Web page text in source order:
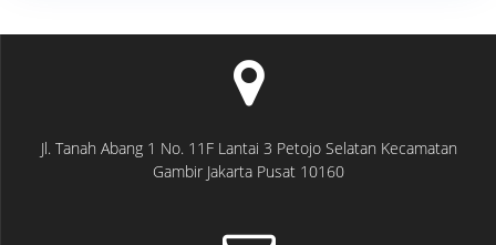
Jl. Tanah Abang 1 No. 11F Lantai 3 Petojo Selatan Kecamatan
Gambir Jakarta Pusat 10160